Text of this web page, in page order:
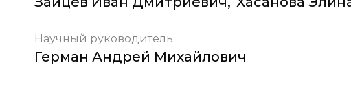
Научный руководитель
Герман Андрей Михайлович